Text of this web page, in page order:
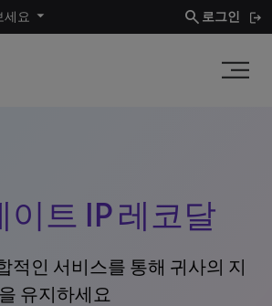
세요 search 로그인
트 IP 레코달
적인 서비스를 통해 귀사의 지
유지하세요